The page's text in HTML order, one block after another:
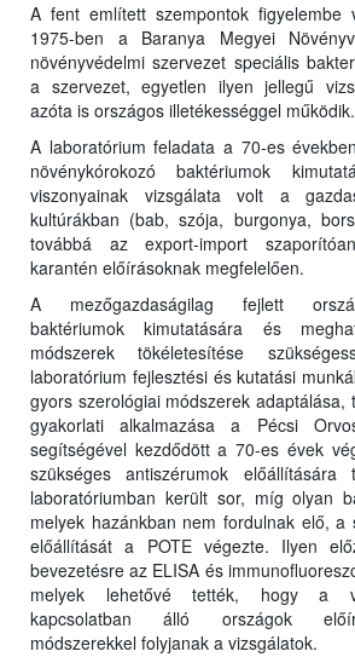
A fent említett szempontok figyelembe
1975-ben a Baranya Megyei
növényvédelmi szervezet speciális
a szervezet, egyetlen ilyen jellegű
azóta is országos illetékességgel működik.
A laboratórium feladata a 70-es
növénykórokozó baktériumok
viszonyainak vizsgálata volt a
kultúrákban (bab, szója, burgonya,
továbbá az export-import
karantén előírásoknak megfelelően.
A mezőgazdaságilag fejlett
baktériumok kimutatására és
módszerek tökéletesítése
laboratórium fejlesztési és kutatási
gyors szerológiai módszerek adaptálása,
gyakorlati alkalmazása a Pécsi
segítségével kezdődött a 70-es évek
szükséges antiszérumok
laboratóriumban került sor, míg olyan
melyek hazánkban nem fordulnak elő, a
előállítását a POTE végezte. Ilyen
bevezetésre az ELISA és
melyek lehetővé tették, hogy a
kapcsolatban álló országok
módszerekkel folyjanak a vizsgálatok.